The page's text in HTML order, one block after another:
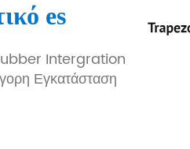
es
Intergration
Εγκατάσταση